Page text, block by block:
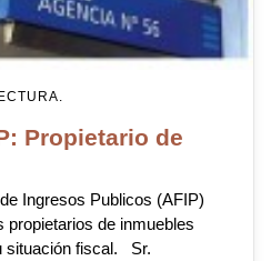
Propietario de
Ingresos Publicos (AFIP)
propietarios de inmuebles
situación fiscal. Sr.